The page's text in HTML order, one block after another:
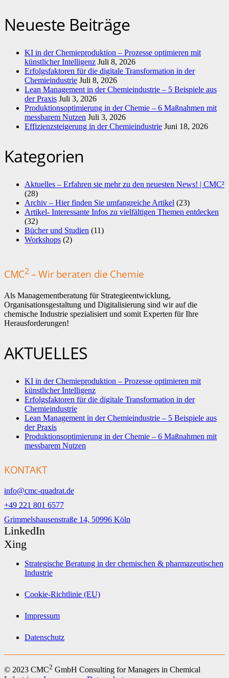
Neueste Beiträge
KI in der Chemieproduktion – Prozesse optimieren mit
künstlicher Intelligenz Juli 8, 2026
Erfolgsfaktoren für die digitale Transformation in der
Chemieindustrie Juli 8, 2026
Lean Management in der Chemieindustrie – 5 Beispiele aus
der Praxis Juli 3, 2026
Produktionsoptimierung in der Chemie – 6 Maßnahmen mit
messbarem Nutzen Juli 3, 2026
Effizienzsteigerung in der Chemieindustrie Juni 18, 2026
Kategorien
Aktuelles – Erfahren sie mehr zu den neuesten News! | CMC²
(28)
Archiv – Hier finden Sie umfangreiche Artikel (23)
Artikel- Interessante Infos zu vielfältigen Themen entdecken
(32)
Bücher und Studien (11)
Workshops (2)
CMC2– Wir beraten die Chemie
Als Managementberatung für Strategieentwicklung,
Organisationsgestaltung und Digitalisierung sind wir auf die
chemische Industrie spezialisiert und somit Experten für Ihre
Herausforderungen!
AKTUELLES
KI in der Chemieproduktion – Prozesse optimieren mit
künstlicher Intelligenz
Erfolgsfaktoren für die digitale Transformation in der
Chemieindustrie
Lean Management in der Chemieindustrie – 5 Beispiele aus
der Praxis
Produktionsoptimierung in der Chemie – 6 Maßnahmen mit
messbarem Nutzen
KONTAKT
info@cmc-quadrat.de
+49 221 801 6577
Grimmelshausenstraße 14, 50996 Köln
LinkedIn
Xing
Strategische Beratung in der chemischen & pharmazeutischen
Industrie
Cookie-Richtlinie (EU)
Impressum
Datenschutz
© 2023 CMC2 GmbH Consulting for Managers in Chemical